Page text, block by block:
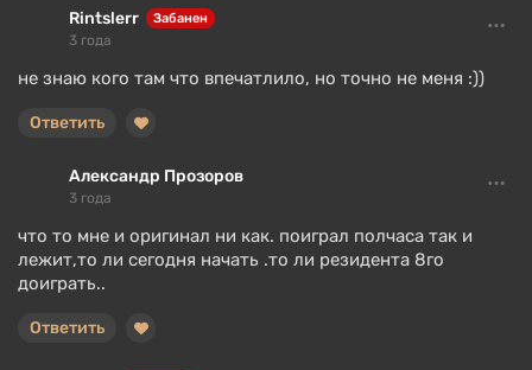
Rintslerr Забанен
3 года
не знаю кого там что впечатлило, но точно не меня :))
Ответить
Александр Прозоров
3 года
что то мне и оригинал ни как. поиграл полчаса так и
лежит,то ли сегодня начать .то ли резидента 8го
доиграть..
Ответить